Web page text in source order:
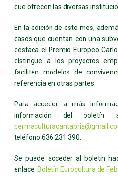
que ofrecen las diversas
En la edición de este mes,
casos que cuentan con una
destaca el Premio Europeo
distingue a los proyectos
faciliten modelos de
referencia en otras partes.
Para acceder a más
información del
teléfono 636 231 390.
Se puede acceder al boletín
enlace: Boletín Eurocultura de